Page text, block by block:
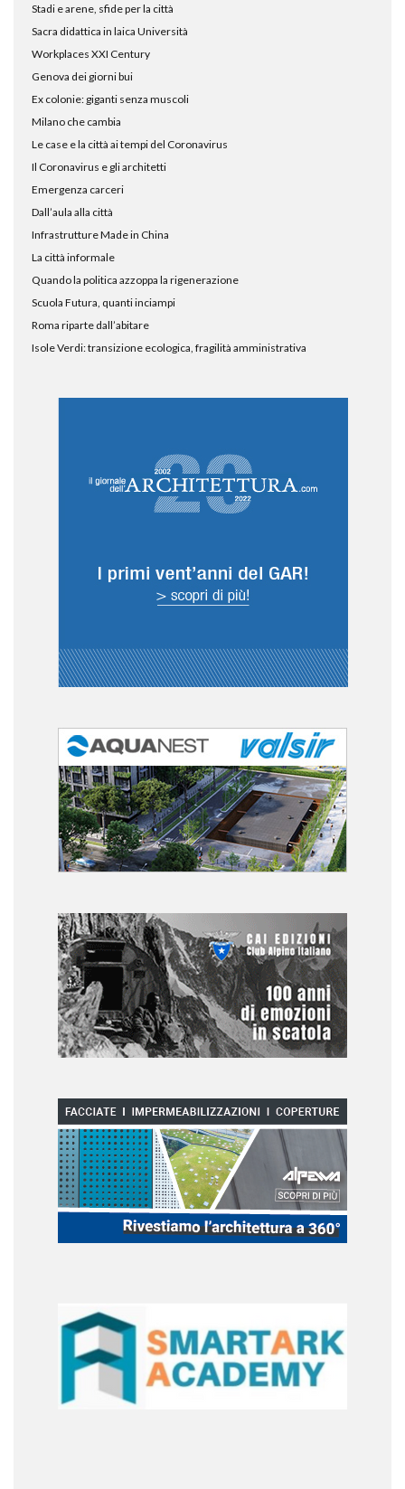
Stadi e arene, sfide per la città
Sacra didattica in laica Università
Workplaces XXI Century
Genova dei giorni bui
Ex colonie: giganti senza muscoli
Milano che cambia
Le case e la città ai tempi del Coronavirus
Il Coronavirus e gli architetti
Emergenza carceri
Dall’aula alla città
Infrastrutture Made in China
La città informale
Quando la politica azzoppa la rigenerazione
Scuola Futura, quanti inciampi
Roma riparte dall’abitare
Isole Verdi: transizione ecologica, fragilità amministrativa